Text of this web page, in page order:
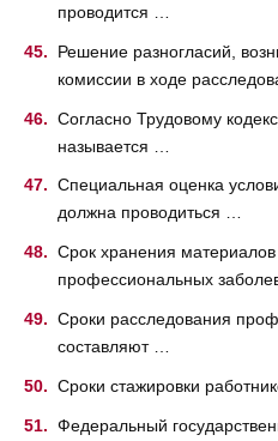
проводится …
Решение разногласий,
комиссии в ходе
Согласно Трудовому
называется …
Специальная оценка
должна проводиться …
Срок хранения
профессиональных
Сроки расследования
составляют …
Сроки стажировки
Федеральный